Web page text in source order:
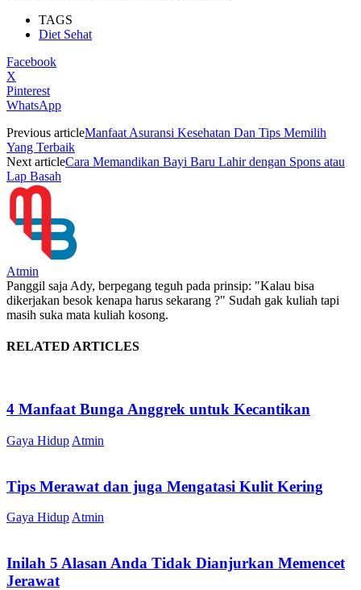
TAGS
Diet Sehat
Facebook
X
Pinterest
WhatsApp
Previous articleManfaat Asuransi Kesehatan Dan Tips Memilih
Yang Terbaik
Next articleCara Memandikan Bayi Baru Lahir dengan Spons atau
Lap Basah
Atmin
Panggil saja Ady, berpegang teguh pada prinsip: "Kalau bisa
dikerjakan besok kenapa harus sekarang ?" Sudah gak kuliah tapi
masih suka mata kuliah kosong.
RELATED ARTICLES
4 Manfaat Bunga Anggrek untuk Kecantikan
Gaya Hidup Atmin
Tips Merawat dan juga Mengatasi Kulit Kering
Gaya Hidup Atmin
Inilah 5 Alasan Anda Tidak Dianjurkan Memencet
Jerawat